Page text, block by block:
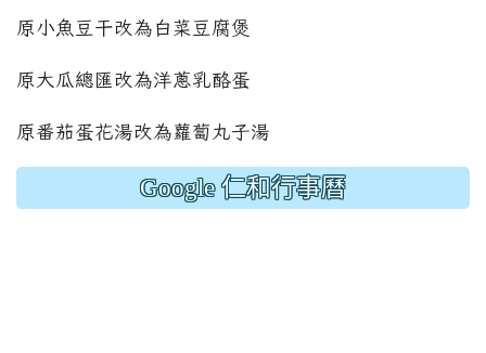
原小魚豆干改為白菜豆腐煲
原大瓜總匯改為洋蔥乳酪蛋
原番茄蛋花湯改為蘿蔔丸子湯
Google 仁和行事曆